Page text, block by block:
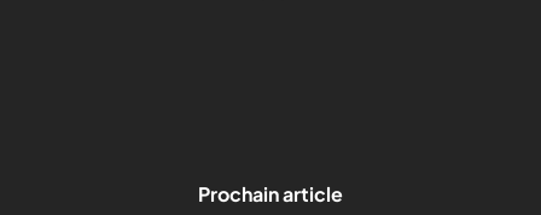
Prochain article